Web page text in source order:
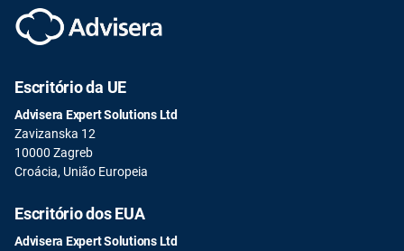
Escritório da UE
Advisera Expert Solutions Ltd
Zavizanska 12
10000 Zagreb
Croácia, União Europeia
Escritório dos EUA
Advisera Expert Solutions Ltd